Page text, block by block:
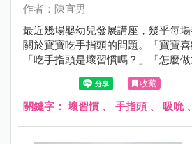
作者：陳宜男
最近幾場嬰幼兒發展講座，幾乎每
關於寶寶吃手指頭的問題。「寶寶喜
「吃手指頭是壞習慣嗎？」「怎麼
的習慣呢？」
收藏
關鍵字： 壞習慣 、 手指頭 、 吸吮